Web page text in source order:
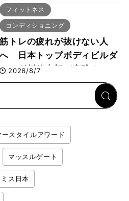
者が解説！
フィットネス
コンディショニング
筋トレの疲れが抜けない人
へ 日本トップボディビルダ
ー・刈川啓志郎が実践する
「回復習慣」
2026/8/7
ースタイルアワード
マッスルゲート
ミス日本